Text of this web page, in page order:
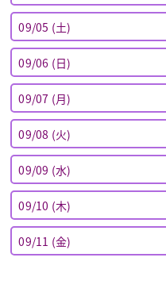
09/05 (土)
09/06 (日)
09/07 (月)
09/08 (火)
09/09 (水)
09/10 (木)
09/11 (金)